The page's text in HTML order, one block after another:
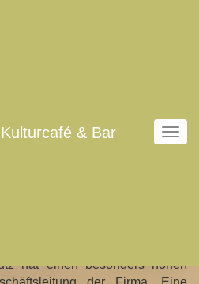
N
o
& Bar
hat einen besonders hohen